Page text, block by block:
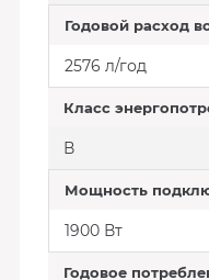
Годовой расход
2576 л/год
Класс
В
Мощность
1900 Вт
Годовое